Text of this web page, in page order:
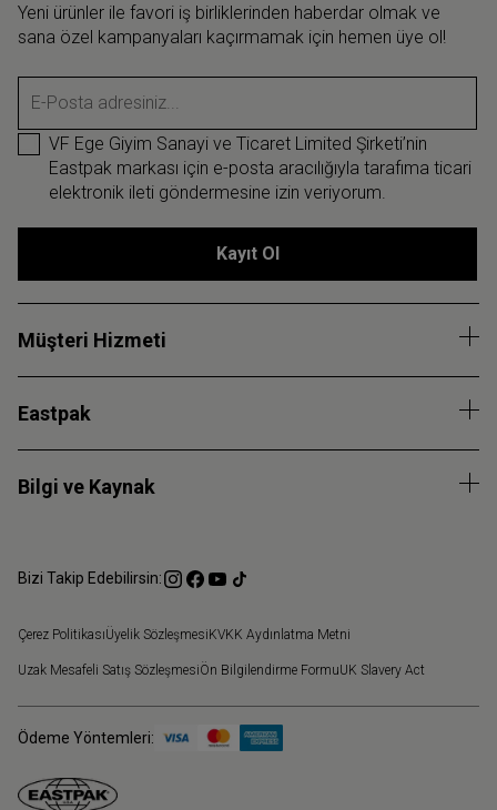
Yeni ürünler ile favori iş birliklerinden haberdar olmak ve
sana özel kampanyaları kaçırmamak için hemen üye ol!
E-Posta adresiniz...
VF Ege Giyim Sanayi ve Ticaret Limited Şirketi’nin
Eastpak markası için e-posta aracılığıyla tarafıma ticari
elektronik ileti göndermesine izin veriyorum.
Kayıt Ol
Müşteri Hizmeti
Eastpak
Bilgi ve Kaynak
Bizi Takip Edebilirsin:
Çerez PolitikasıÜyelik SözleşmesiKVKK Aydınlatma Metni
Uzak Mesafeli Satış SözleşmesiÖn Bilgilendirme FormuUK Slavery Act
Ödeme Yöntemleri: